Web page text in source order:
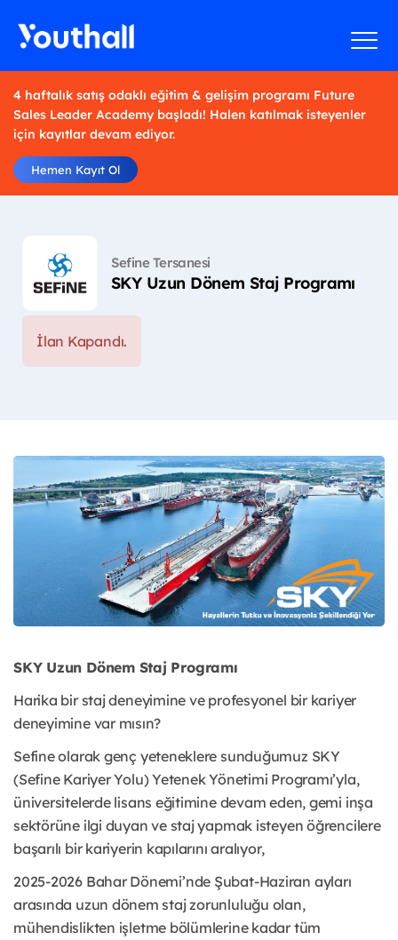
4 haftalık satış odaklı eğitim & gelişim programı Future
Sales Leader Academy başladı! Halen katılmak isteyenler
için kayıtlar devam ediyor.
Hemen Kayıt Ol
Sefine Tersanesi
SKY Uzun Dönem Staj Programı
İlan Kapandı.
SKY Uzun Dönem Staj Programı
Harika bir staj deneyimine ve profesyonel bir kariyer
deneyimine var mısın?
Sefine olarak genç yeteneklere sunduğumuz SKY
(Sefine Kariyer Yolu) Yetenek Yönetimi Programı’yla,
üniversitelerde lisans eğitimine devam eden, gemi inşa
sektörüne ilgi duyan ve staj yapmak isteyen öğrencilere
başarılı bir kariyerin kapılarını aralıyor,
2025-2026 Bahar Dönemi’nde Şubat-Haziran ayları
arasında uzun dönem staj zorunluluğu olan,
mühendislikten işletme bölümlerine kadar tüm